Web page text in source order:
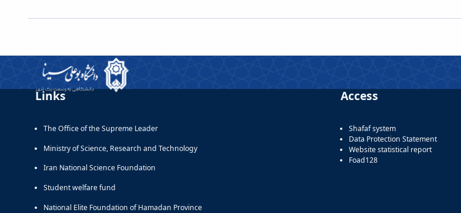
Links
The Office of the Supreme Leader
Ministry of Science, Research and Technology
Iran National Science Foundation
Student welfare fund
National Elite Foundation of Hamadan Province
Access
Shafaf system
Data Protection Statement
Website statistical report
Foad128